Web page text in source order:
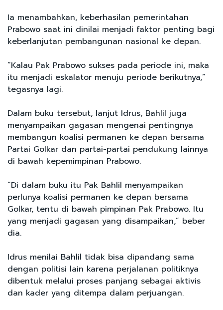
Ia menambahkan, keberhasilan pemerintahan
Prabowo saat ini dinilai menjadi faktor penting bagi
keberlanjutan pembangunan nasional ke depan.
“Kalau Pak Prabowo sukses pada periode ini, maka
itu menjadi eskalator menuju periode berikutnya,”
tegasnya lagi.
Dalam buku tersebut, lanjut Idrus, Bahlil juga
menyampaikan gagasan mengenai pentingnya
membangun koalisi permanen ke depan bersama
Partai Golkar dan partai-partai pendukung lainnya
di bawah kepemimpinan Prabowo.
“Di dalam buku itu Pak Bahlil menyampaikan
perlunya koalisi permanen ke depan bersama
Golkar, tentu di bawah pimpinan Pak Prabowo. Itu
yang menjadi gagasan yang disampaikan,” beber
dia.
Idrus menilai Bahlil tidak bisa dipandang sama
dengan politisi lain karena perjalanan politiknya
dibentuk melalui proses panjang sebagai aktivis
dan kader yang ditempa dalam perjuangan.